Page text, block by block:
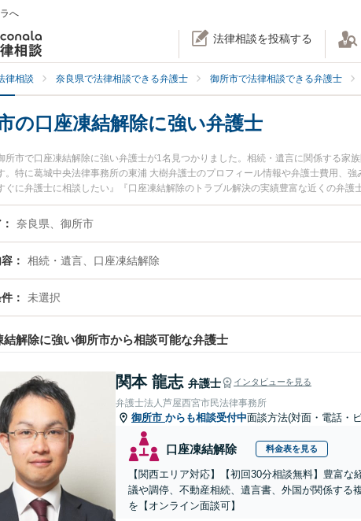
へ
法律相談を投稿する
律相談 奈良県で法律相談できる弁護士 御所市で法律相談できる弁護士
の口座凍結解除に強い弁護士
所市で口座凍結解除に強い弁護士が1名見つかりました。相続・遺言に関係する
。特に葛城中央法律事務所の東浦 大樹弁護士のプロフィール情報や弁護士費用、
ぐに弁護士に相談したい』『口座凍結解除のトラブル解決の実績豊富な近くの弁
したい』などでお困りの相談者さんにおすすめです。
奈良県、御所市
相続・遺言、口座凍結解除
未選択
結解除に強い御所市から相談可能な弁護士
関本 龍志 弁護士 インタビューを見る
弁護士法人芦屋西宮市民法律事務所
御所市 からも相談受付中面談方法(対面・電話・
口座凍結解除 料金表を見る
【関西エリア対応】【初回30分相談無料】豊富
議や調停、不動産相続、遺言書、外国が関係する
を【オンライン面談可】